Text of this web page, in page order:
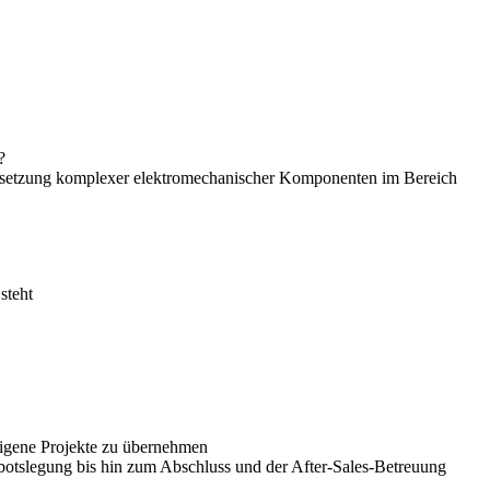
komplexer elektromechanischer Komponenten im Bereich
Projekte zu übernehmen
bis hin zum Abschluss und der After-Sales-Betreuung